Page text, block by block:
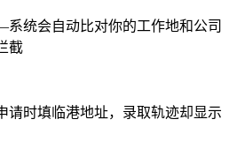
统会自动比对你的工作地和公司
截
时填临港地址，录取轨迹却显示